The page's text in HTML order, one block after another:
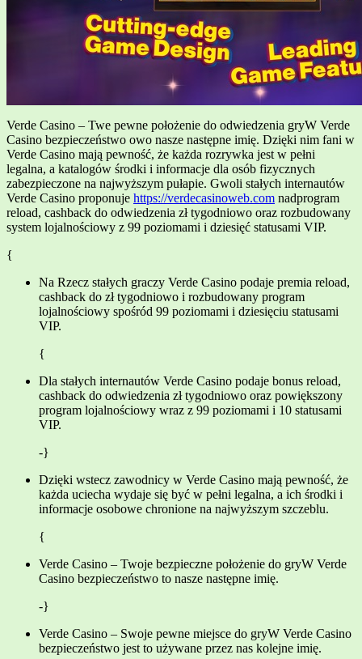
Verde Casino – Twe pewne położenie do odwiedzenia gryW Verde
Casino bezpieczeństwo owo nasze następne imię. Dzięki nim fani w
Verde Casino mają pewność, że każda rozrywka jest w pełni
legalna, a katalogów środki i informacje dla osób fizycznych
zabezpieczone na najwyższym pułapie. Gwoli stałych internautów
Verde Casino proponuje https://verdecasinoweb.com nadprogram
reload, cashback do odwiedzenia zł tygodniowo oraz rozbudowany
system lojalnościowy z 99 poziomami i dziesięć statusami VIP.
{
Na Rzecz stałych graczy Verde Casino podaje premia reload,
cashback do zł tygodniowo i rozbudowany program
lojalnościowy spośród 99 poziomami i dziesięciu statusami
VIP.
{
Dla stałych internautów Verde Casino podaje bonus reload,
cashback do odwiedzenia zł tygodniowo oraz powiększony
program lojalnościowy wraz z 99 poziomami i 10 statusami
VIP.
-}
Dzięki wstecz zawodnicy w Verde Casino mają pewność, że
każda uciecha wydaje się być w pełni legalna, a ich środki i
informacje osobowe chronione na najwyższym szczeblu.
{
Verde Casino – Twoje bezpieczne położenie do gryW Verde
Casino bezpieczeństwo to nasze następne imię.
-}
Verde Casino – Swoje pewne miejsce do gryW Verde Casino
bezpieczeństwo jest to używane przez nas kolejne imię.